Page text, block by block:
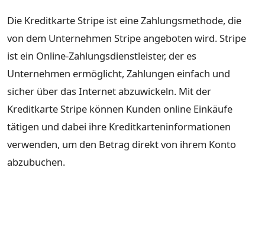
Die Kreditkarte Stripe ist eine Zahlungsmethode, die
von dem Unternehmen Stripe angeboten wird. Stripe
ist ein Online-Zahlungsdienstleister, der es
Unternehmen ermöglicht, Zahlungen einfach und
sicher über das Internet abzuwickeln. Mit der
Kreditkarte Stripe können Kunden online Einkäufe
tätigen und dabei ihre Kreditkarteninformationen
verwenden, um den Betrag direkt von ihrem Konto
abzubuchen.